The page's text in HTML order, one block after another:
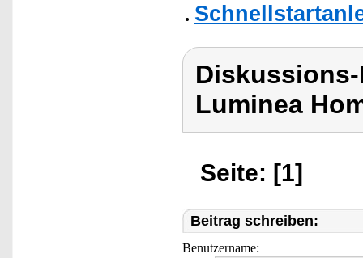
Luminea
Seite: [1]
Beitrag schreiben:
Benutzername: